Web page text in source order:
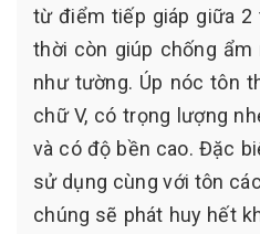
từ điểm tiếp giáp giữa
thời còn giúp chống
như tường. Úp nóc tôn
chữ V, có trọng lượng
và có độ bền cao. Đặc
sử dụng cùng với tôn
chúng sẽ phát huy hết